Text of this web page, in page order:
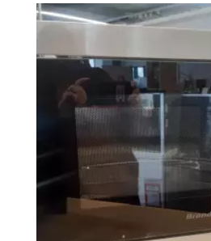
était :
209,00 €.
est :
179,00 €.